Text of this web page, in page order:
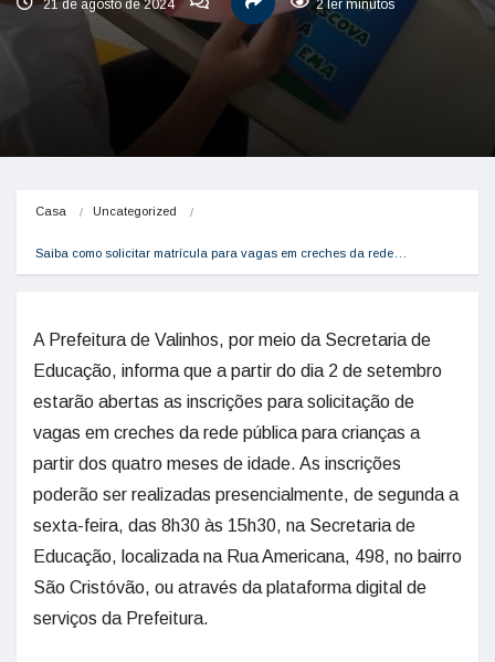
21 de agosto de 2024 2 ler minutos
Casa Uncategorized
Saiba como solicitar matrícula para vagas em creches da rede…
A Prefeitura de Valinhos, por meio da Secretaria de
Educação, informa que a partir do dia 2 de setembro
estarão abertas as inscrições para solicitação de
vagas em creches da rede pública para crianças a
partir dos quatro meses de idade. As inscrições
poderão ser realizadas presencialmente, de segunda a
sexta-feira, das 8h30 às 15h30, na Secretaria de
Educação, localizada na Rua Americana, 498, no bairro
São Cristóvão, ou através da plataforma digital de
serviços da Prefeitura.